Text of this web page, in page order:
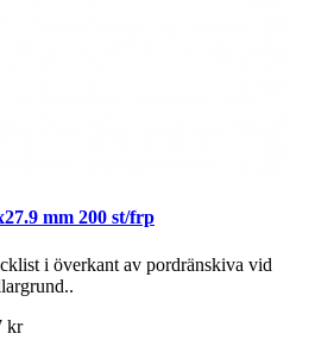
mm 200 st/frp
i överkant av pordränskiva vid
kr